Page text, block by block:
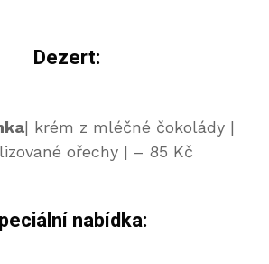
Dezert:
| krém z mléčné čokolády |
ořechy | – 85 Kč
nabídka: